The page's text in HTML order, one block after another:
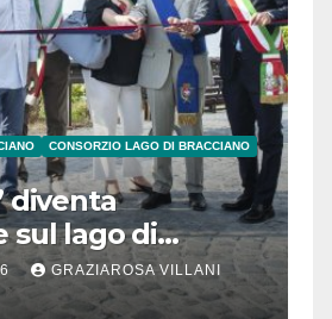
CONSORZIO LAGO DI BRACCIANO
diventa
sul lago di
ieriGRAZIAROSA VILLANI